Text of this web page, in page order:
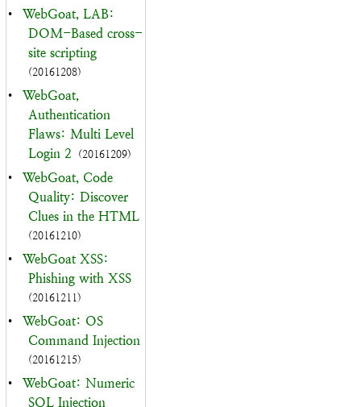
•
WebGoat, LAB:
DOM-Based cross-
site scripting
(20161208)
•
WebGoat,
Authentication
Flaws: Multi Level
Login 2
(20161209)
•
WebGoat, Code
Quality: Discover
Clues in the HTML
(20161210)
•
WebGoat XSS:
Phishing with XSS
(20161211)
•
WebGoat: OS
Command Injection
(20161215)
•
WebGoat: Numeric
SQL Injection